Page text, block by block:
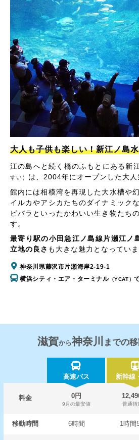
大人も子供も楽しい！新江ノ島
江の島へと続く橋のふもとにある新
すい） は、2004年にオープンした大人
館内には相模湾を再現した大水槽や
イルカやアシカたちのダイナミック
ピバラといったかわいい生き物たち
す。
最寄り駅の小田急江ノ島線片瀬江ノ
立地の良さ も大きな魅力となっていま
神奈川県藤沢市片瀬海岸2-19-1
横浜シティ・エア・ターミナル（YCAT）
滋賀から神奈川 までの
高速バス 新幹線
料金 0円
9月の最安値 普通指
移動時間 6時間 1時間